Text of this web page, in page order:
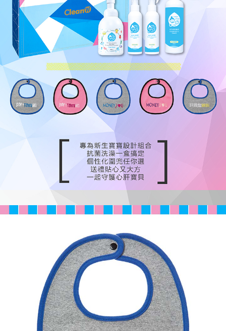
任。
４．使用「AFTEE先享後付」時，將依據個別帳號之用戶狀況，依本公司即
時審查核予不同之上限額度；若仍有額度不足之情形，本公司將視審查結果
請求用戶進行身份認證。
５．嚴禁一人註冊多個帳號或使用他人資訊註冊。若發現惡意使用之情形，
恩沛科技股份有限公司將有權停止該用戶之使用額度並採取法律行動。